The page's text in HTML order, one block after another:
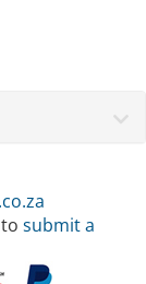
submit a